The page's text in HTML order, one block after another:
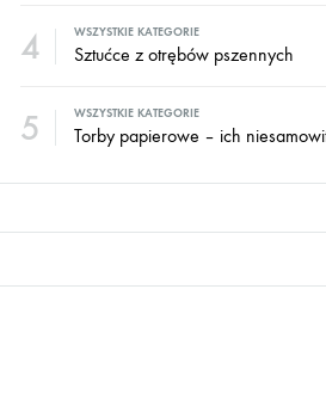
4 WSZYSTKIE KATEGORIE
Sztućce z otrębów pszennych
5 WSZYSTKIE KATEGORIE